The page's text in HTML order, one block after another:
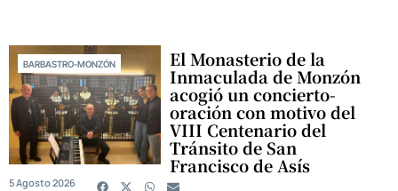
BARBASTRO-MONZÓN El Monasterio de la
Inmaculada de Monzón
acogió un concierto-
oración con motivo del
VIII Centenario del
Tránsito de San
Francisco de Asís
5 Agosto 2026